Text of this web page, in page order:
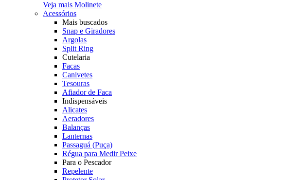
Veja mais Molinete
Acessórios
Mais buscados
Snap e Giradores
Argolas
Split Ring
Cutelaria
Facas
Canivetes
Tesouras
Afiador de Faca
Indispensáveis
Alicates
Aeradores
Balanças
Lanternas
Passaguá (Puça)
Régua para Medir Peixe
Para o Pescador
Repelente